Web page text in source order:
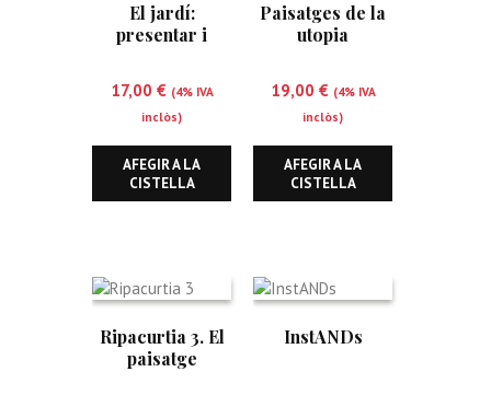
El jardí:
presentar i
17,00 € (4% IVA
inclòs)
AFEGIR A LA
CISTELLA
Paisatges de la
utopia
19,00 € (4% IVA
inclòs)
AFEGIR A LA
CISTELLA
Ripacurtia 3. El
paisatge
InstANDs